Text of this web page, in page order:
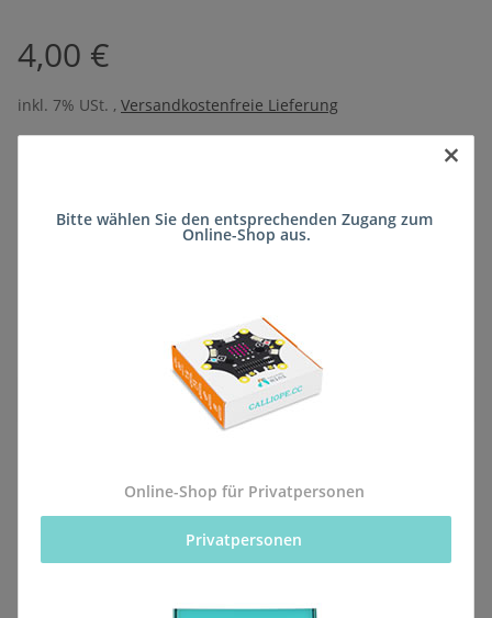
4,00 €
inkl. 7% USt. , Versandkostenfreie Lieferung
Lieferzeit:ca. 5 Wochen(DE - kein
Beschreibung
Alle Bestellungen für dieses Produkt werden direkt an
die Schule (Anne-Frank-Realschule plus Montabaur)
×
Bitte wählen Sie den entsprechenden Zugang zum
Online-Shop aus.
Online-Shop für Privatpersonen
Privatpersonen